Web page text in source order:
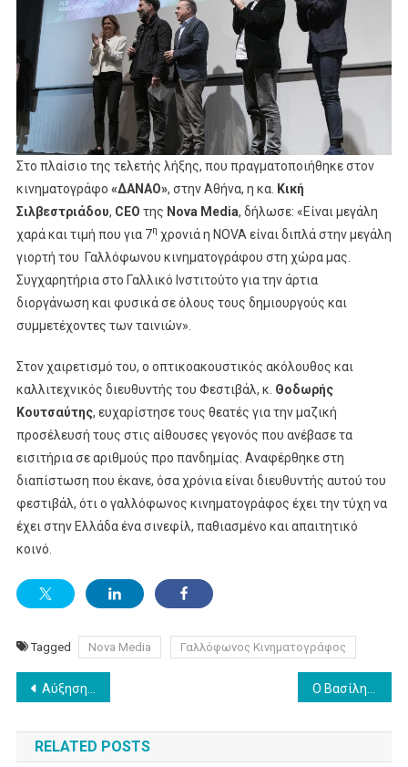
Στο πλαίσιο της τελετής λήξης, που πραγματοποιήθηκε στον
κινηματογράφο «ΔΑΝΑΟ», στην Αθήνα, η κα. Κική
Σιλβεστριάδου, CEO της Nova Media, δήλωσε: «Είναι μεγάλη
χαρά και τιμή που για 7η χρονιά η ΝΟVA είναι διπλά στην μεγάλη
γιορτή του Γαλλόφωνου κινηματογράφου στη χώρα μας.
Συγχαρητήρια στο Γαλλικό Ινστιτούτο για την άρτια
διοργάνωση και φυσικά σε όλους τους δημιουργούς και
συμμετέχοντες των ταινιών».
Στον χαιρετισμό του, ο οπτικοακουστικός ακόλουθος και
καλλιτεχνικός διευθυντής του Φεστιβάλ, κ. Θοδωρής
Κουτσαύτης, ευχαρίστησε τους θεατές για την μαζική
προσέλευσή τους στις αίθουσες γεγονός που ανέβασε τα
εισιτήρια σε αριθμούς προ πανδημίας. Αναφέρθηκε στη
διαπίστωση που έκανε, όσα χρόνια είναι διευθυντής αυτού του
φεστιβάλ, ότι ο γαλλόφωνος κινηματογράφος έχει την τύχη να
έχει στην Ελλάδα ένα σινεφίλ, παθιασμένο και απαιτητικό
κοινό.
Tagged Nova Media Γαλλόφωνος Κινηματογράφος
Post
navigation
Αύξηση τζίρου και ζημιών για την Barkingwell Media το 2021
RELATED POSTS